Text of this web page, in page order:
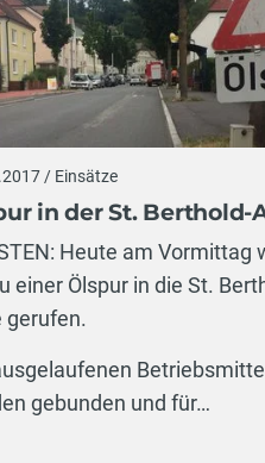
/ Einsätze
in der St. Berthold-
Heute am Vormittag
einer Ölspur in die St.
gerufen.
Betriebsmittel
gebunden und für…